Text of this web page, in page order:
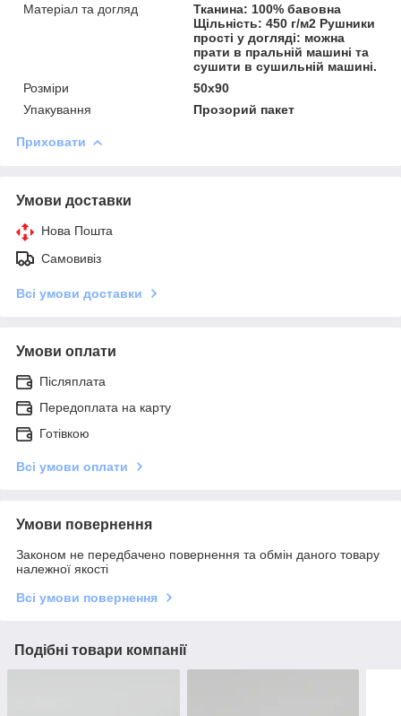
Матеріал та догляд
Тканина: 100% бавовна
Щільність: 450 г/м2 Рушники
прості у догляді: можна
прати в пральній машині та
сушити в сушильній машині.
Розміри
50x90
Упакування
Прозорий пакет
Приховати
Умови доставки
Нова Пошта
Самовивіз
Всі умови доставки
Умови оплати
Післяплата
Передоплата на карту
Готівкою
Всі умови оплати
Умови повернення
Законом не передбачено повернення та обмін даного товару
належної якості
Всі умови повернення
Подібні товари компанії